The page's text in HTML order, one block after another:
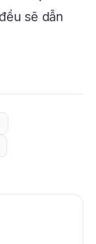
sẽ dẫn